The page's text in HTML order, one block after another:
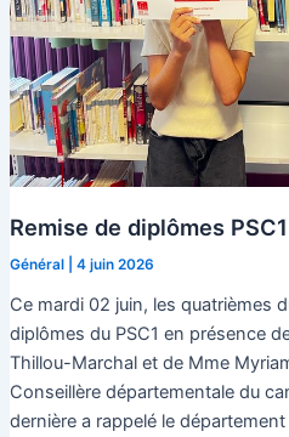
Remise de diplômes PSC1
Général| 4 juin 2026
Ce mardi 02 juin, les quatrièmes
diplômes du PSC1 en présence
Thillou-Marchal et de Mme
Conseillère départementale du
dernière a rappelé le